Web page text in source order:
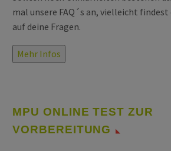
mal unsere FAQ´s an, vielleicht
auf deine Fragen.
Mehr Infos
MPU ONLINE TEST ZUR
VORBEREITUNG